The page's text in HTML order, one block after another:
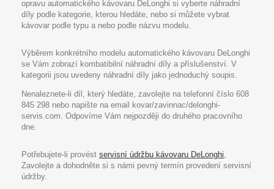
opravu automatického kávovaru DeLonghi si vyberte náhradní
díly podle kategorie, kterou hledáte, nebo si můžete vybrat
kávovar podle typu a nebo podle názvu modelu.
Výběrem konkrétního modelu automatického kávovaru DeLonghi
se Vám zobrazí kombatibilní náhradní díly a příslušenství. V
kategorii jsou uvedeny náhradní díly jako jednoduchý soupis.
Nenaleznete-li díl, který hledáte, zavolejte na telefonní číslo 608
845 298 nebo napište na email kovar/zavinnac/delonghi-
servis.com. Odpovíme Vám nejpozději do druhého pracovního
dne.
Potřebujete-li provést servisní údržbu kávovaru DeLonghi,
Zavolejte a dohodněte si s námi pevný termín provedení servisní
údržby.